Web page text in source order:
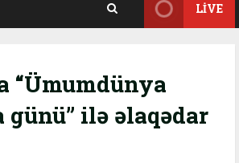
LIVE
“Ümumdünya
ilə əlaqədar